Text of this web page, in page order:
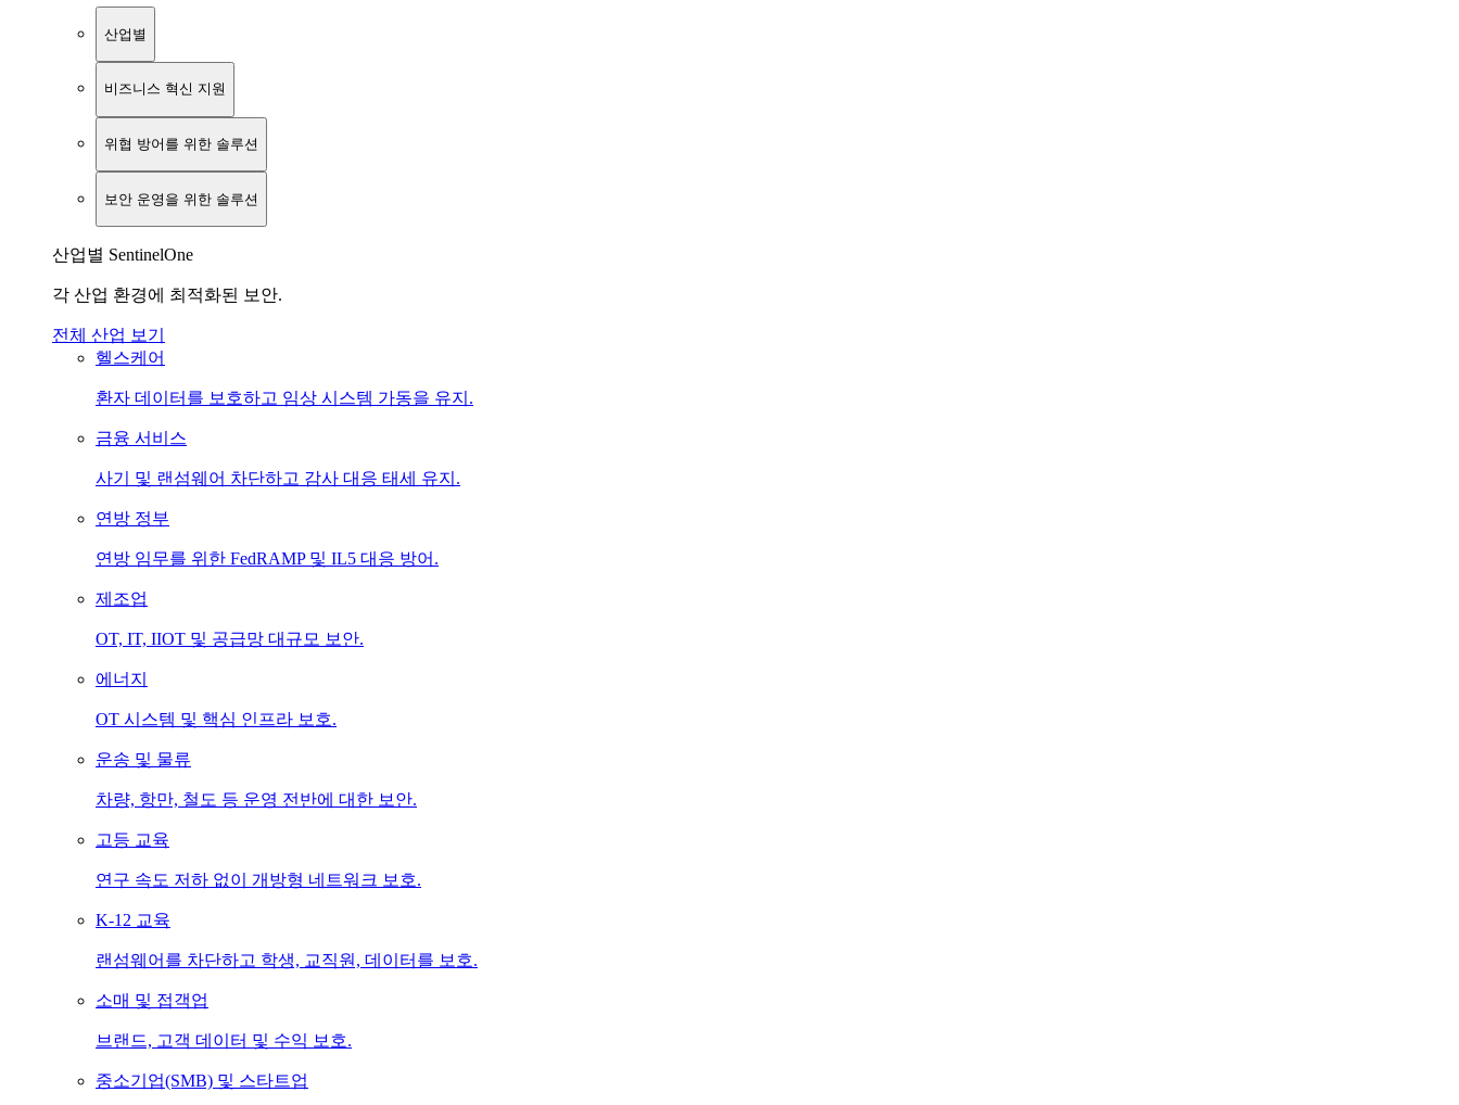
산업별
비즈니스 혁신 지원
위협 방어를 위한 솔루션
보안 운영을 위한 솔루션
산업별 SentinelOne
각 산업 환경에 최적화된 보안.
전체 산업 보기
헬스케어
환자 데이터를 보호하고 임상 시스템 가동을 유지.
금융 서비스
사기 및 랜섬웨어 차단하고 감사 대응 태세 유지.
연방 정부
연방 임무를 위한 FedRAMP 및 IL5 대응 방어.
제조업
OT, IT, IIOT 및 공급망 대규모 보안.
에너지
OT 시스템 및 핵심 인프라 보호.
운송 및 물류
차량, 항만, 철도 등 운영 전반에 대한 보안.
고등 교육
연구 속도 저하 없이 개방형 네트워크 보호.
K-12 교육
랜섬웨어를 차단하고 학생, 교직원, 데이터를 보호.
소매 및 접객업
브랜드, 고객 데이터 및 수익 보호.
중소기업(SMB) 및 스타트업